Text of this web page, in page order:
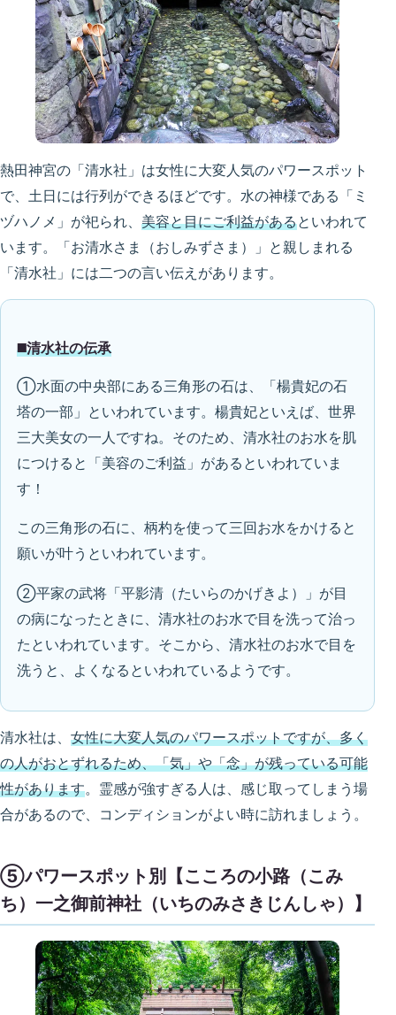
熱田神宮の「清水社」は女性に大変人気のパワースポット
で、土日には行列ができるほどです。水の神様である「ミ
ヅハノメ」が祀られ、 美容と目にご利益があるといわれて
います。「お清水さま（おしみずさま）」と親しまれる
「清水社」には二つの言い伝えがあります。
◼️清水社の伝承
①水面の中央部にある三角形の石は、「楊貴妃の石
塔の一部」といわれています。楊貴妃といえば、世界
三大美女の一人ですね。そのため、清水社のお水を肌
につけると「美容のご利益」があるといわれていま
す！
この三角形の石に、柄杓を使って三回お水をかけると
願いが叶うといわれています。
②平家の武将「平影清（たいらのかげきよ）」が目
の病になったときに、清水社のお水で目を洗って治っ
たといわれています。そこから、清水社のお水で目を
洗うと、よくなるといわれているようです。
清水社は、 女性に大変人気のパワースポットですが、多く
の人がおとずれるため、「気」や「念」が残っている可能
性があります。霊感が強すぎる人は、感じ取ってしまう場
合があるので、コンディションがよい時に訪れましょう。
⑤パワースポット別【こころの小路（こみ
ち）一之御前神社（いちのみさきじんしゃ）】